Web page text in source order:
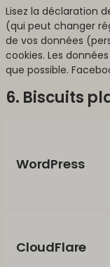
Lisez la déclaration
(qui peut changer
de vos données
cookies. Les
que possible.
6. Biscuits
WordPress
CloudFlare